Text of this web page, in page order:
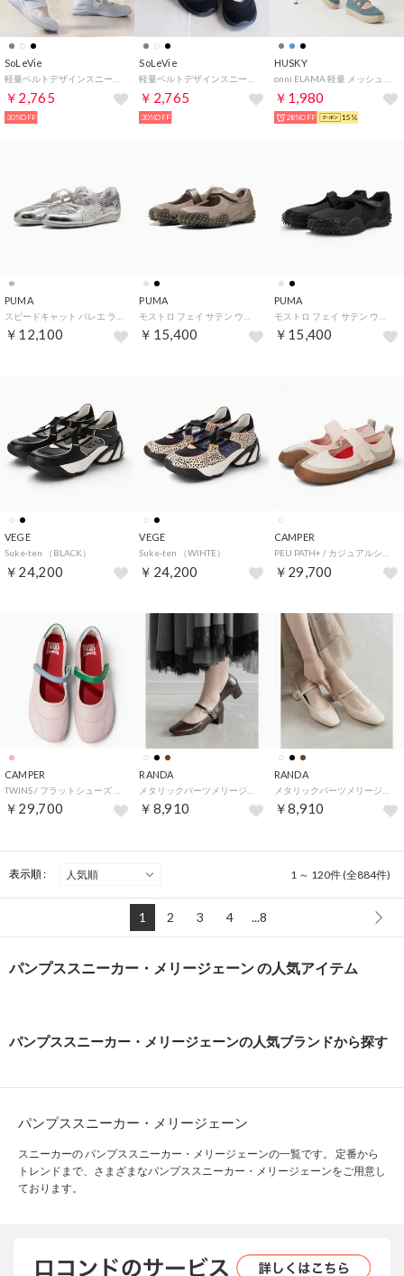
SoLeVie
￥2,765
30%OFF
SoLeVie
￥2,765
30%OFF
HUSKY
￥1,980
28%OFF 15%
PUMA
￥12,100
PUMA
￥15,400
PUMA
￥15,400
VEGE
Suke-ten （BLACK）
￥24,200
VEGE
Suke-ten （WIHTE）
￥24,200
CAMPER
￥29,700
CAMPER
￥29,700
RANDA
￥8,910
RANDA
￥8,910
表示順 : 1 ～ 120件 (全884件)
1 2 3 4 ...8
パンプススニーカー・メリージェーン の人気アイテム
パンプススニーカー・メリージェーンの人気ブランドから探す
パンプススニーカー・メリージェーン
スニーカーの パンプススニーカー・メリージェーンの一覧です。 定番から
トレンドまで、さまざまなパンプススニーカー・メリージェーンをご用意し
ております。